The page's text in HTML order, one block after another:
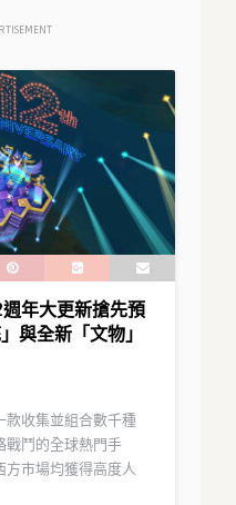
週年大更新搶先預
與全新「文物」
收集並組合數千種
戰鬥的全球熱門手
方市場均獲得高度人